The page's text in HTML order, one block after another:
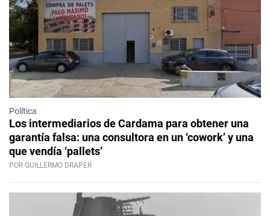
Política
Los intermediarios de Cardama para obtener una
garantía falsa: una consultora en un ‘cowork’ y una
que vendía ‘pallets’
POR GUILLERMO DRAPER